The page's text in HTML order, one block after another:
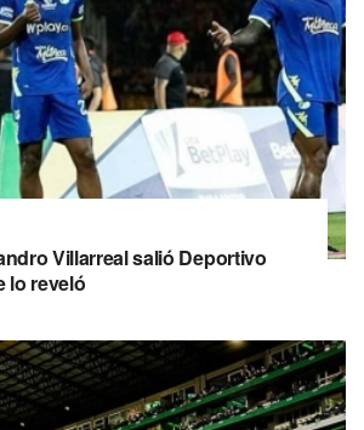
Villarreal salió Deportivo
lo reveló